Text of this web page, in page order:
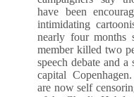
have been
intimidating
nearly four months
member killed two
speech debate and
capital
are now self